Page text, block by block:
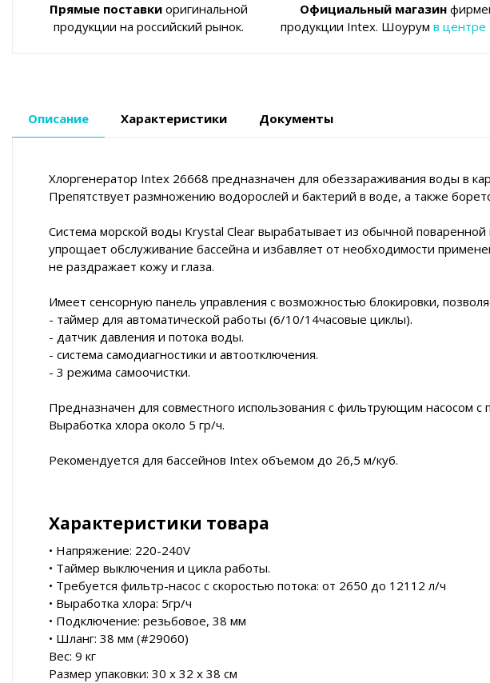
Прямые поставкиоригинальной
продукции на российский рынок.
Официальный магазин
продукции Intex. Шоурумв
Описание Характеристики Документы
Хлоргенератор Intex 26668 предназначен для обеззараживания воды в
Препятствует размножению водорослей и бактерий в воде, а также
Система морской воды Krystal Clear вырабатывает из обычной
упрощает обслуживание бассейна и избавляет от необходимости
не раздражает кожу и глаза.
Имеет сенсорную панель управления с возможностью блокировки,
- таймер для автоматической работы (6/10/14часовые циклы).
- датчик давления и потока воды.
- система самодиагностики и автоотключения.
- 3 режима самоочистки.
Предназначен для совместного использования с фильтрующим насосом
Выработка хлора около 5 гр/ч.
Рекомендуется для бассейнов Intex объемом до 26,5 м/куб.
Характеристики товара
• Напряжение: 220-240V
• Таймер выключения и цикла работы.
• Требуется фильтр-насос с скоростью потока: от 2650 до 12112 л/ч
• Выработка хлора: 5гр/ч
• Подключение: резьбовое, 38 мм
• Шланг: 38 мм (#29060)
Вес: 9 кг
Размер упаковки: 30 х 32 х 38 см